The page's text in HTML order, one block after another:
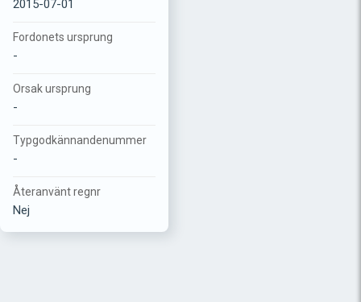
2015-07-01
Fordonets ursprung
-
Orsak ursprung
-
Typgodkännandenummer
-
Återanvänt regnr
Nej